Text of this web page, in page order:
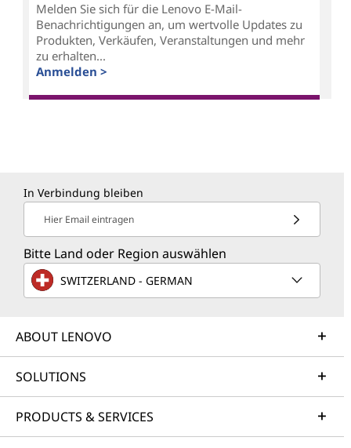
Melden Sie sich für die Lenovo E-Mail-
Benachrichtigungen an, um wertvolle Updates zu
Produkten, Verkäufen, Veranstaltungen und mehr
zu erhalten...
Anmelden >
In Verbindung bleiben
Hier Email eintragen
Bitte Land oder Region auswählen
SWITZERLAND - GERMAN
ABOUT LENOVO
SOLUTIONS
PRODUCTS & SERVICES